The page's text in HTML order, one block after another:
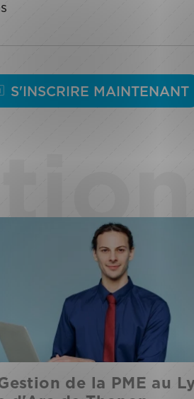
S'INSCRIRE MAINTENANT
de la PME au